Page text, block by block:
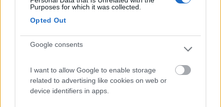
Purposes for which it was collected.
Opted Out
Google consents
I want to allow Google to enable storage
related to advertising like cookies on web or
device identifiers in apps.
Agriturismo La Sorgente
Servizi / Posizione
Antico borgo medioevale e principale centro dell'alta